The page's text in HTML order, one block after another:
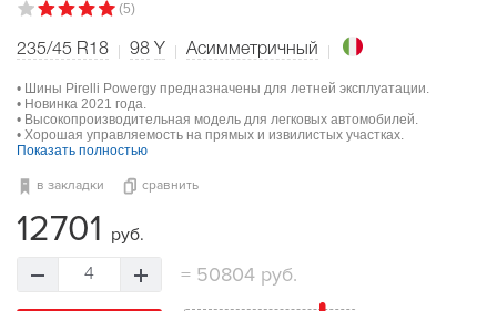
(5)
235/45 R18 98 Y Асимметричный
• Шины Pirelli Powergy предназначены для летней эксплуатации.
• Новинка 2021 года.
• Высокопроизводительная модель для легковых автомобилей.
• Хорошая управляемость на прямых и извилистых участках.
Показать полностью
в закладки сравнить
12701 руб.
4 = 50804 руб.